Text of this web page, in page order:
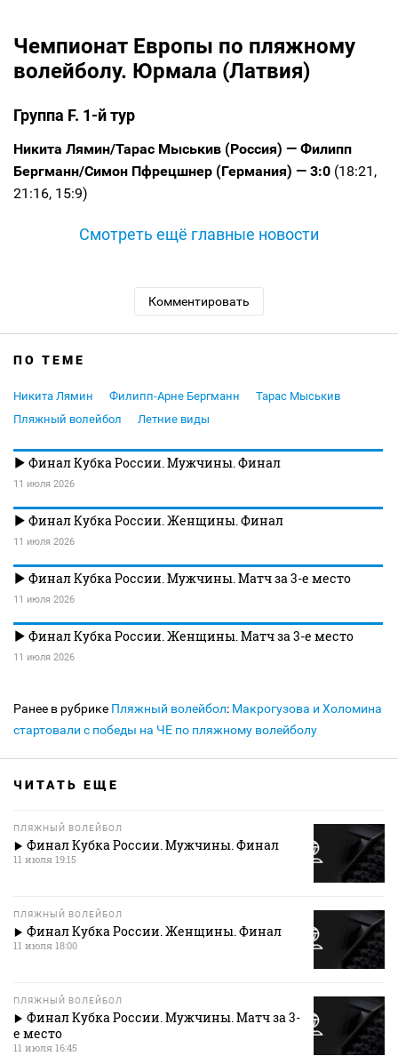
Чемпионат Европы по пляжному
волейболу. Юрмала (Латвия)
Группа F. 1-й тур
Никита Лямин/Тарас Мыськив (Россия) — Филипп
Бергманн/Симон Пфрецшнер (Германия) — 3:0 (18:21,
21:16, 15:9)
Смотреть ещё главные новости
Комментировать
ПО ТЕМЕ
Никита Лямин Филипп-Арне Бергманн
Тарас Мыськив
Пляжный волейбол
Летние виды
Финал Кубка России. Мужчины. Финал
11 июля 2026
Финал Кубка России. Женщины. Финал
11 июля 2026
Финал Кубка России. Мужчины. Матч за 3-е место
11 июля 2026
Финал Кубка России. Женщины. Матч за 3-е место
11 июля 2026
Ранее в рубрике Пляжный волейбол: Макрогузова и Холомина
стартовали с победы на ЧЕ по пляжному волейболу
ЧИТАТЬ ЕЩЕ
ПЛЯЖНЫЙ ВОЛЕЙБОЛ
Финал Кубка России. Мужчины. Финал
11 июля 19:15
ПЛЯЖНЫЙ ВОЛЕЙБОЛ
Финал Кубка России. Женщины. Финал
11 июля 18:00
ПЛЯЖНЫЙ ВОЛЕЙБОЛ
Финал Кубка России. Мужчины. Матч за 3-
е место
11 июля 16:45